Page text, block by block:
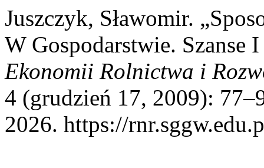
Juszczyk, Sławomir.
W Gospodarstwie. Szanse
Ekonomii Rolnictwa i
4 (grudzień 17, 2009):
2026. https://